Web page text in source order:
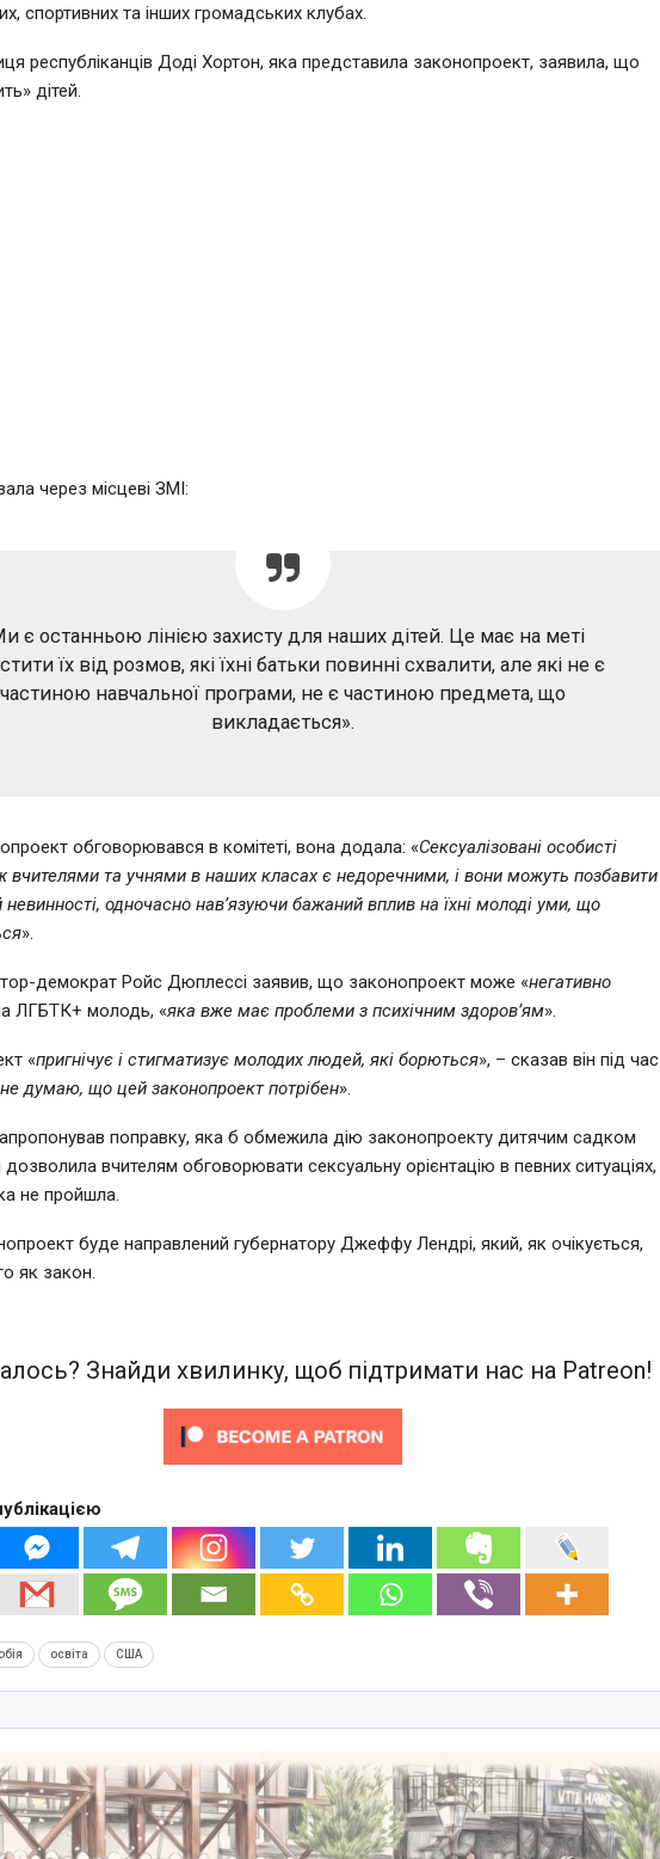
спортивних та інших громадських клубах.
республіканців Доді Хортон, яка представила законопроект, заявила, що
дітей.
через місцеві ЗМІ:
є останньою лінією захисту для наших дітей. Це має на меті
їх від розмов, які їхні батьки повинні схвалити, але які не є
частиною навчальної програми, не є частиною предмета, що
викладається».
обговорювався в комітеті, вона додала: «Сексуалізовані особисті
вчителями та учнями в наших класах є недоречними, і вони можуть позбавити
невинності, одночасно нав’язуючи бажаний вплив на їхні молоді уми, що
».
демократ Ройс Дюплессі заявив, що законопроект може «негативно
ЛГБТК+ молодь, «яка вже має проблеми з психічним здоров’ям».
«пригнічує і стигматизує молодих людей, які борються», – сказав він під час
думаю, що цей законопроект потрібен».
поправку, яка б обмежила дію законопроекту дитячим садком
дозволила вчителям обговорювати сексуальну орієнтацію в певних ситуаціях,
не пройшла.
буде направлений губернатору Джеффу Лендрі, який, як очікується,
як закон.
Знайди хвилинку, щоб підтримати нас на Patreon!
освіта США